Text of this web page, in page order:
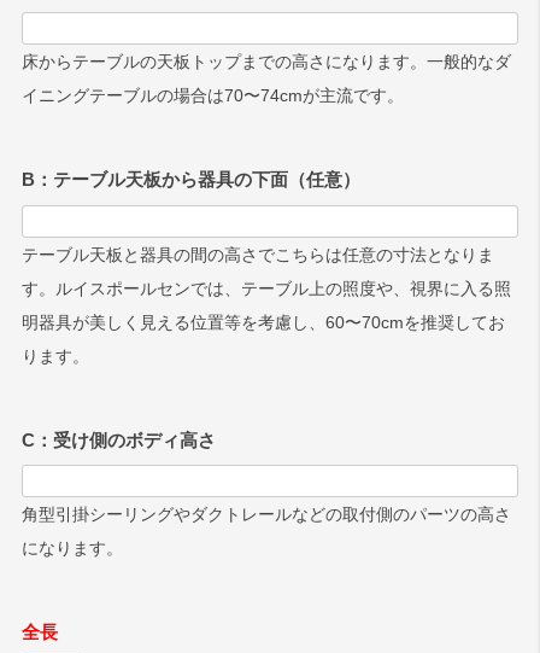
床からテーブルの天板トップまでの高さになります。一般的なダ
イニングテーブルの場合は70〜74cmが主流です。
B：テーブル天板から器具の下面（任意）
テーブル天板と器具の間の高さでこちらは任意の寸法となりま
す。ルイスポールセンでは、テーブル上の照度や、視界に入る照
明器具が美しく見える位置等を考慮し、60〜70cmを推奨してお
ります。
C：受け側のボディ高さ
角型引掛シーリングやダクトレールなどの取付側のパーツの高さ
になります。
全長